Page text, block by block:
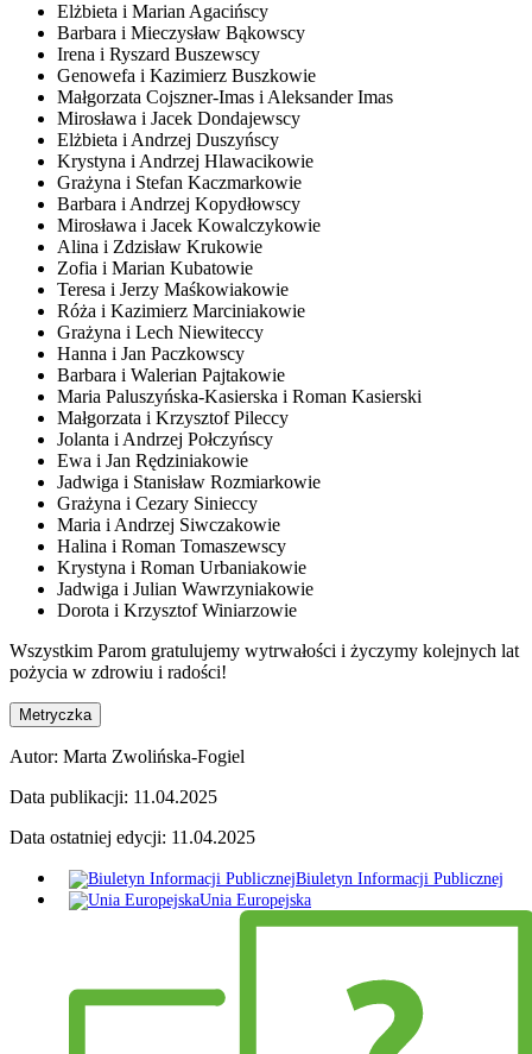
Elżbieta i Marian Agacińscy
Barbara i Mieczysław Bąkowscy
Irena i Ryszard Buszewscy
Genowefa i Kazimierz Buszkowie
Małgorzata Cojszner-Imas i Aleksander Imas
Mirosława i Jacek Dondajewscy
Elżbieta i Andrzej Duszyńscy
Krystyna i Andrzej Hlawacikowie
Grażyna i Stefan Kaczmarkowie
Barbara i Andrzej Kopydłowscy
Mirosława i Jacek Kowalczykowie
Alina i Zdzisław Krukowie
Zofia i Marian Kubatowie
Teresa i Jerzy Maśkowiakowie
Róża i Kazimierz Marciniakowie
Grażyna i Lech Niewiteccy
Hanna i Jan Paczkowscy
Barbara i Walerian Pajtakowie
Maria Paluszyńska-Kasierska i Roman Kasierski
Małgorzata i Krzysztof Pileccy
Jolanta i Andrzej Połczyńscy
Ewa i Jan Rędziniakowie
Jadwiga i Stanisław Rozmiarkowie
Grażyna i Cezary Sinieccy
Maria i Andrzej Siwczakowie
Halina i Roman Tomaszewscy
Krystyna i Roman Urbaniakowie
Jadwiga i Julian Wawrzyniakowie
Dorota i Krzysztof Winiarzowie
Wszystkim Parom gratulujemy wytrwałości i życzymy kolejnych lat
pożycia w zdrowiu i radości!
Metryczka
Autor: Marta Zwolińska-Fogiel
Data publikacji: 11.04.2025
Data ostatniej edycji: 11.04.2025
Biuletyn Informacji Publicznej
Unia Europejska